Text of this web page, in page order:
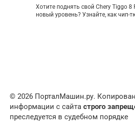
Хотите поднять свой Chery Tiggo 8
новый уровень? Узнайте, как чип-
© 2026 ПорталМашин.ру.
информации с сайта строго
преследуется в судебном порядке